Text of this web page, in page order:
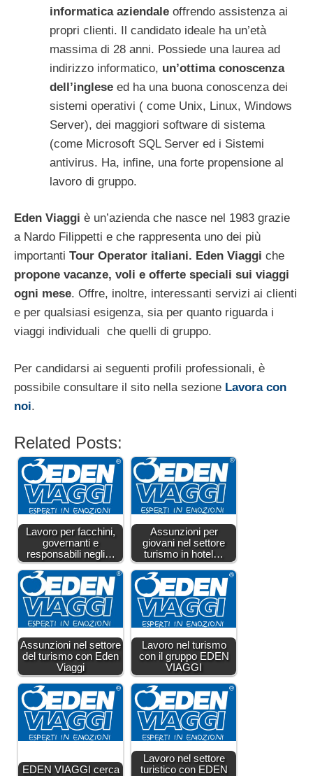
informatica aziendale offrendo assistenza ai
propri clienti. Il candidato ideale ha un’età
massima di 28 anni. Possiede una laurea ad
indirizzo informatico, un’ottima conoscenza
dell’inglese ed ha una buona conoscenza dei
sistemi operativi ( come Unix, Linux, Windows
Server), dei maggiori software di sistema
(come Microsoft SQL Server ed i Sistemi
antivirus. Ha, infine, una forte propensione al
lavoro di gruppo.
Eden Viaggi è un’azienda che nasce nel 1983 grazie
a Nardo Filippetti e che rappresenta uno dei più
importanti Tour Operator italiani. Eden Viaggi che
propone vacanze, voli e offerte speciali sui viaggi
ogni mese. Offre, inoltre, interessanti servizi ai clienti
e per qualsiasi esigenza, sia per quanto riguarda i
viaggi individuali che quelli di gruppo.
Per candidarsi ai seguenti profili professionali, è
possibile consultare il sito nella sezione Lavora con
noi.
Related Posts:
Lavoro per facchini,
governanti e
responsabili negli…
Assunzioni per
giovani nel settore
turismo in hotel…
Assunzioni nel settore
del turismo con Eden
Viaggi
Lavoro nel turismo
con il gruppo EDEN
VIAGGI
EDEN VIAGGI cerca
Lavoro nel settore
turistico con EDEN